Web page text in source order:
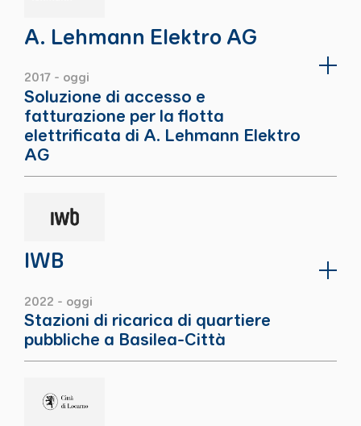
A. Lehmann Elektro AG
2017 - oggi
Soluzione di accesso e
fatturazione per la flotta
elettrificata di A. Lehmann Elektro
AG
IWB
2022 - oggi
Stazioni di ricarica di quartiere
pubbliche a Basilea-Città